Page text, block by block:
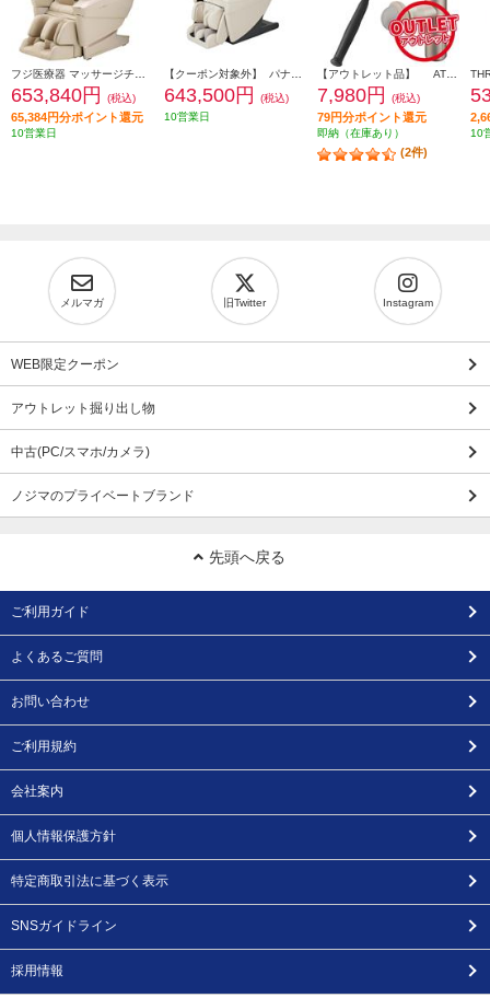
653,840円 (税込)
65,384円分ポイント還元
10営業日
643,500円
(税込)
10営業日
7,980円 (税込)
79円分ポイント還元
即納（在庫あり）
(2件)
10
メルマガ 旧Twitter Instagram
WEB限定クーポン
アウトレット掘り出し物
中古(PC/スマホ/カメラ)
ノジマのプライベートブランド
先頭へ戻る
ご利用ガイド
よくあるご質問
お問い合わせ
ご利用規約
会社案内
個人情報保護方針
特定商取引法に基づく表示
SNSガイドライン
採用情報